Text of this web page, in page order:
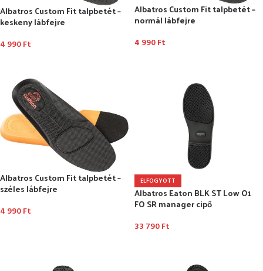
Albatros Custom Fit talpbetét –
keskeny lábfejre
4 990Ft
Albatros Custom Fit talpbetét –
normál lábfejre
4 990Ft
Albatros Custom Fit talpbetét –
széles lábfejre
4 990Ft
ELFOGYOTT
Albatros Eaton BLK ST Low O1
FO SR manager cipő
33 790Ft